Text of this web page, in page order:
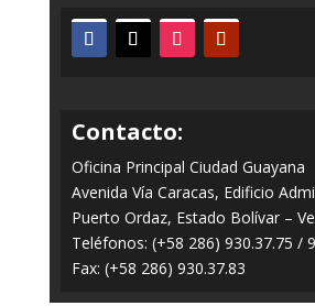
Contacto:
Oficina Principal Ciudad Guayana
Avenida Vía Caracas, Edificio
Puerto Ordaz, Estado Bolívar –
Teléfonos: (+58 286) 930.37.75 /
Fax: (+58 286) 930.37.83